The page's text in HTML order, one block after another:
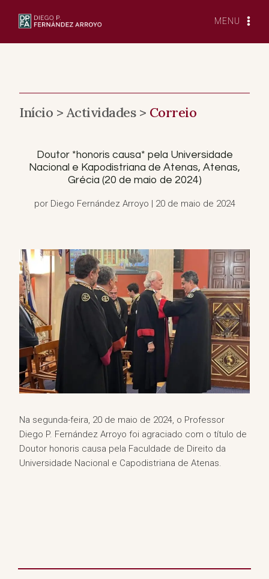
MENU
Início >Actividades > Correio
Doutor *honoris causa* pela Universidade
Nacional e Kapodistriana de Atenas, Atenas,
Grécia (20 de maio de 2024)
por Diego Fernández Arroyo | 20 de maio de 2024
Na segunda-feira, 20 de maio de 2024, o Professor
Diego P. Fernández Arroyo foi agraciado com o título de
Doutor honoris causa pela Faculdade de Direito da
Universidade Nacional e Capodistriana de Atenas.